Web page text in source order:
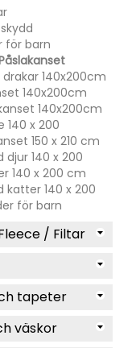
för barn
140x200cm
140x200cm
140x200cm
140 x 200
150 x 210 cm
djur 140 x 200
140 x 200 cm
katter 140 x 200
för barn
/ Filtar
tapeter
väskor